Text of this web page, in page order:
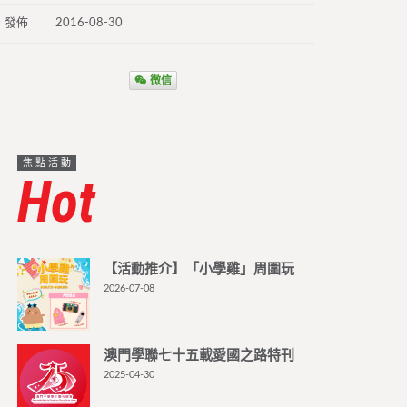
發佈 2016-08-30
微信
焦點活動
Hot
【活動推介】「小學雞」周圍玩
2026-07-08
澳門學聯七十五載愛國之路特刊
2025-04-30